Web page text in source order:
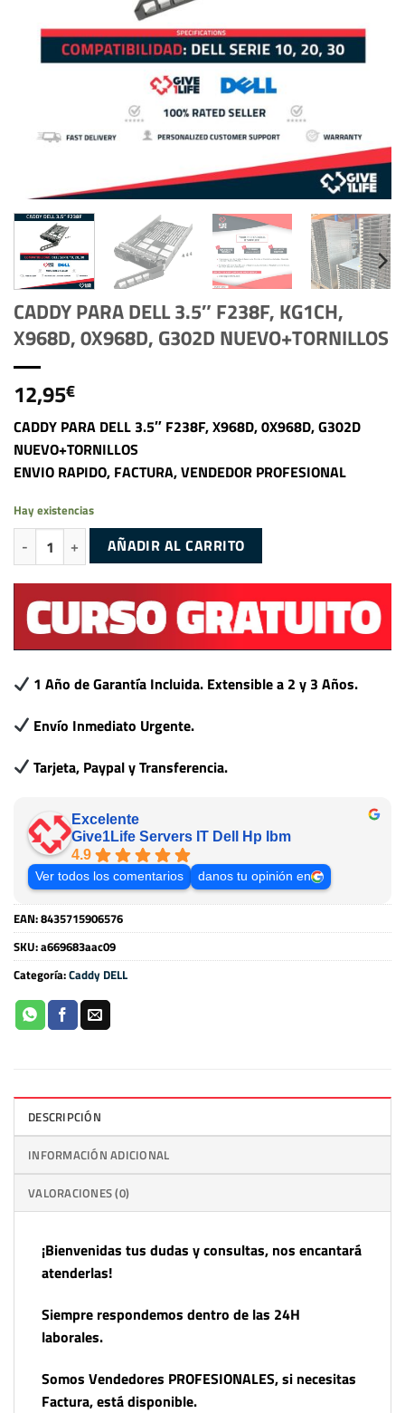
CADDY PARA DELL 3.5″ F238F, KG1CH,
X968D, 0X968D, G302D NUEVO+TORNILLOS
12,95€
CADDY PARA DELL 3.5″ F238F, X968D, 0X968D, G302D
NUEVO+TORNILLOS
ENVIO RAPIDO, FACTURA, VENDEDOR PROFESIONAL
Hay existencias
CADDY PARA DELL 3.5″ F238F, KG1CH, X968D, 0X968D, G302D
AÑADIR AL CARRITO
1 Año de Garantía Incluida. Extensible a 2 y 3 Años.
Envío Inmediato Urgente.
Tarjeta, Paypal y Transferencia.
Excelente
Give1Life Servers IT Dell Hp Ibm
4.9
Ver todos los comentarios danos tu opinión en
EAN:8435715906576
SKU:a669683aac09
Categoría:Caddy DELL
DESCRIPCIÓN
INFORMACIÓN ADICIONAL
VALORACIONES (0)
¡Bienvenidas tus dudas y consultas, nos encantará
atenderlas!
Siempre respondemos dentro de las 24H
laborales.
Somos Vendedores PROFESIONALES, si necesitas
Factura, está disponible.